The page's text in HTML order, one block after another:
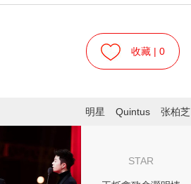
收藏 | 0
明星 Quintus 张柏芝
STAR